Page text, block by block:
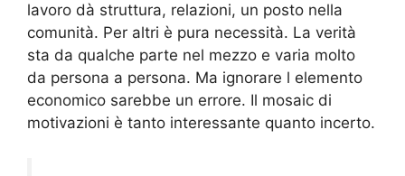
lavoro dà struttura, relazioni, un posto nella
comunità. Per altri è pura necessità. La verità
sta da qualche parte nel mezzo e varia molto
da persona a persona. Ma ignorare l elemento
economico sarebbe un errore. Il mosaic di
motivazioni è tanto interessante quanto incerto.